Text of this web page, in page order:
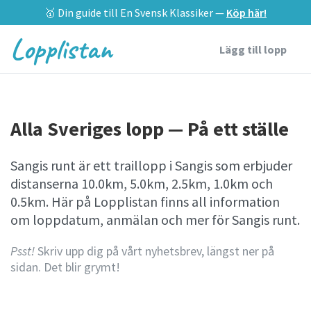
🥇 Din guide till En Svensk Klassiker — Köp här!
Lopplistan Lägg till lopp
Alla Sveriges lopp — På ett ställe
Sangis runt är ett traillopp i Sangis som erbjuder
distanserna 10.0km, 5.0km, 2.5km, 1.0km och
0.5km. Här på Lopplistan finns all information
om loppdatum, anmälan och mer för Sangis runt.
Psst!Skriv upp dig på vårt nyhetsbrev, längst ner på
sidan. Det blir grymt!